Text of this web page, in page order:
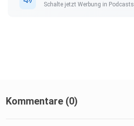
Schalte jetzt Werbung in Podcasts.
Kommentare (0)